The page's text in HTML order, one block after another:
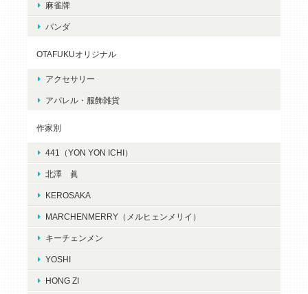
麻雀牌
パンダ
OTAFUKUオリジナル
アクセサリー
アパレル・服飾雑貨
作家別
441（YON YON ICHI）
北澤 眞
KEROSAKA
MARCHENMERRY（メルヒェンメリイ）
キーチェンメン
YOSHI
HONG ZI